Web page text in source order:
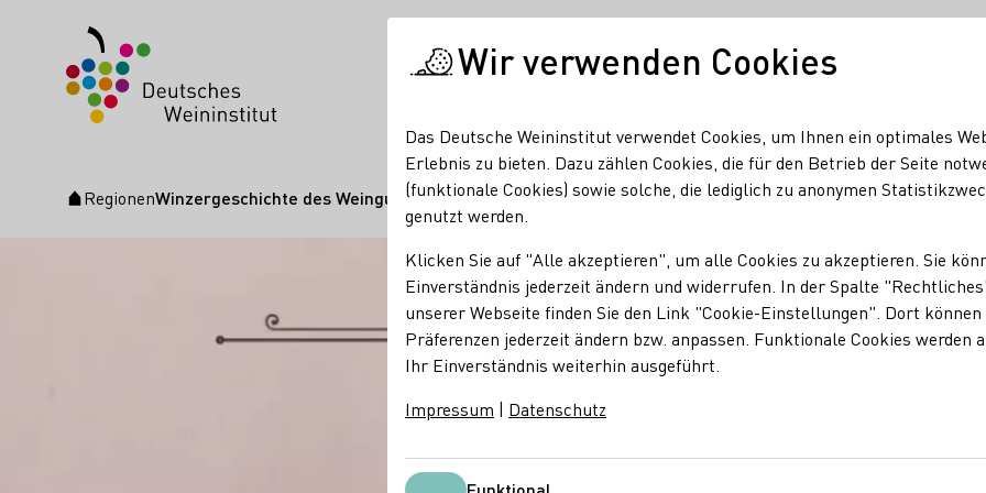
Startseite
RegionenWinzergeschichte des Weingut Lehmann
Wir verwenden Cookies
Das Deutsche Weininstitut verwendet Cookies, um Ihnen ein optimales
Erlebnis zu bieten. Dazu zählen Cookies, die für den Betrieb der Seite
(funktionale Cookies) sowie solche, die lediglich zu anonymen
genutzt werden.
Klicken Sie auf "Alle akzeptieren", um alle Cookies zu akzeptieren. Sie
Einverständnis jederzeit ändern und widerrufen. In der Spalte
unserer Webseite finden Sie den Link "Cookie-Einstellungen". Dort können
Präferenzen jederzeit ändern bzw. anpassen. Funktionale Cookies werden
Ihr Einverständnis weiterhin ausgeführt.
Impressum | Datenschutz